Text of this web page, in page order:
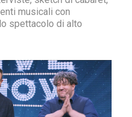
musicali con
spettacolo di alto